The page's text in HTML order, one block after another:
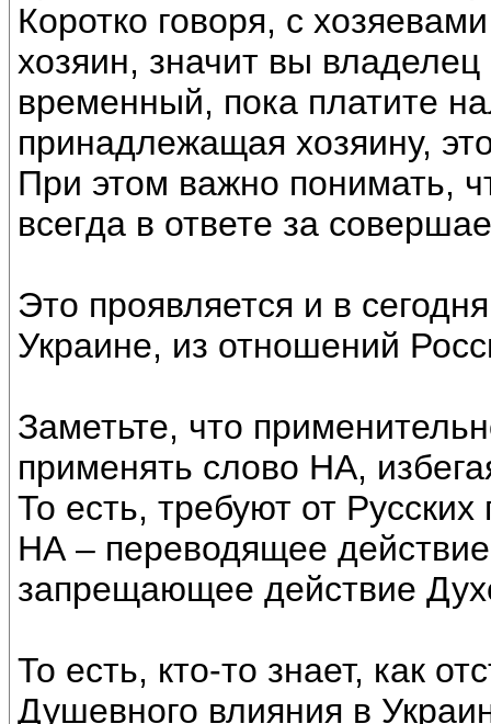
Коротко говоря, с
хозяин, значит вы
временный, пока платите
принадлежащая хозяину,
При этом важно понимать,
всегда в ответе за
Это проявляется и в
Украине, из отношений
Заметьте, что
применять слово НА,
То есть, требуют от
НА – переводящее
запрещающее действие
То есть, кто-то знает, как
Душевного влияния в